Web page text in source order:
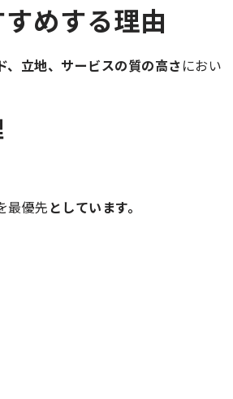
めする理由
、立地、サービスの質の高さにおい
最優先 としています。